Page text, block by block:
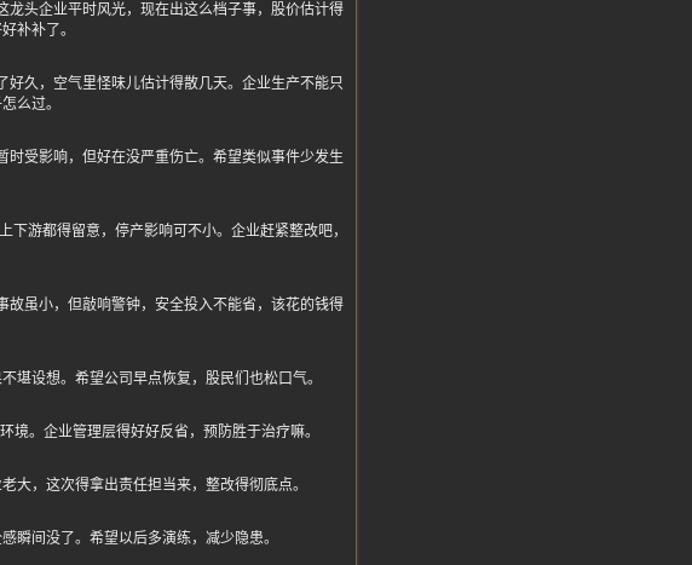
头企业平时风光，现在出这么档子事，股价估计得
补补了。
久，空气里怪味儿估计得散几天。企业生产不能只
么过。
受影响，但好在没严重伤亡。希望类似事件少发生
游都得留意，停产影响可不小。企业赶紧整改吧，
虽小，但敲响警钟，安全投入不能省，该花的钱得
堪设想。希望公司早点恢复，股民们也松口气。
。企业管理层得好好反省，预防胜于治疗嘛。
大，这次得拿出责任担当来，整改得彻底点。
瞬间没了。希望以后多演练，减少隐患。